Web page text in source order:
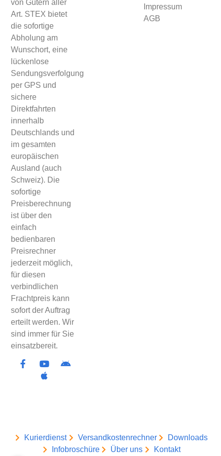
von Gütern aller
Art. STEX bietet
die sofortige
Abholung am
Wunschort, eine
lückenlose
Sendungsverfolgung
per GPS und
sichere
Direktfahrten
innerhalb
Deutschlands und
im gesamten
europäischen
Ausland (auch
Schweiz). Die
sofortige
Preisberechnung
ist über den
einfach
bedienbaren
Preisrechner
jederzeit möglich,
für diesen
verbindlichen
Frachtpreis kann
sofort der Auftrag
erteilt werden. Wir
sind immer für Sie
einsatzbereit.
Impressum
AGB
Kurierdienst Versandkostenrechner
Downloads
Infobroschüre
Über uns Kontakt